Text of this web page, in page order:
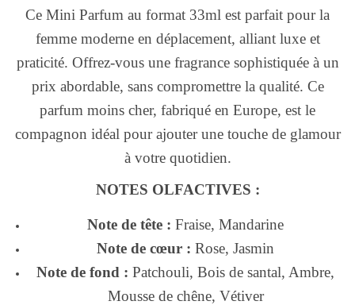
Ce Mini Parfum au format 33ml est parfait pour la
femme moderne en déplacement, alliant luxe et
praticité. Offrez-vous une fragrance sophistiquée à un
prix abordable, sans compromettre la qualité. Ce
parfum moins cher, fabriqué en Europe, est le
compagnon idéal pour ajouter une touche de glamour
à votre quotidien.
NOTES OLFACTIVES :
Note de tête : Fraise, Mandarine
Note de cœur : Rose, Jasmin
Note de fond : Patchouli, Bois de santal, Ambre,
Mousse de chêne, Vétiver